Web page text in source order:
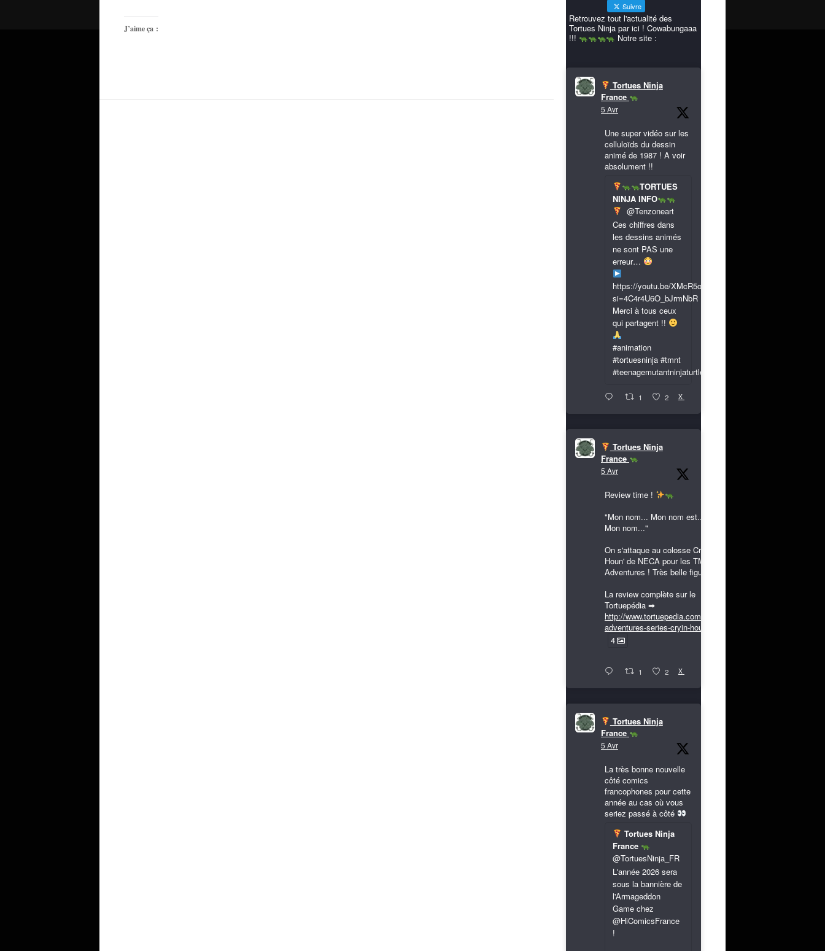
J’aime ça :
Suivre
Retrouvez tout l'actualité des
Tortues Ninja par ici ! Cowabungaaa
!!!
Notre site :
Tortues Ninja
France
5 Avr
Une super vidéo sur les
celluloïds du dessin
animé de 1987 ! A voir
absolument !!
TORTUES
NINJA INFO
@Tenzoneart
Ces chiffres dans
les dessins animés
ne sont PAS une
erreur…
https://youtu.be/XMcR5or9N8A?
si=4C4r4U6O_bJrmNbR
Merci à tous ceux
qui partagent !!
#animation
#tortuesninja #tmnt
#teenagemutantninjaturtles
1 2 X
Tortues Ninja
France
5 Avr
Review time !
"Mon nom... Mon nom est...
Mon nom..."
On s'attaque au colosse Cryin'
Houn' de NECA pour les TMNT
Adventures ! Très belle figurine !
La review complète sur le
Tortuepédia ➡
http://www.tortuepedia.com/tmnt-
adventures-series-cryin-houn...
4
1 2 X
Tortues Ninja
France
5 Avr
La très bonne nouvelle
côté comics
francophones pour cette
année au cas où vous
seriez passé à côté
Tortues Ninja
France
@TortuesNinja_FR
L'année 2026 sera
sous la bannière de
l'Armageddon
Game chez
@HiComicsFrance
!